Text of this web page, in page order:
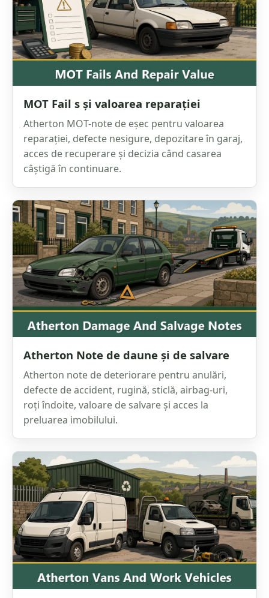
MOT Fail s și valoarea reparației
Atherton MOT-note de eșec pentru valoarea
reparației, defecte nesigure, depozitare în garaj,
acces de recuperare și decizia când casarea
câștigă în continuare.
Atherton Note de daune și de salvare
Atherton note de deteriorare pentru anulări,
defecte de accident, rugină, sticlă, airbag-uri,
roți îndoite, valoare de salvare și acces la
preluarea imobilului.